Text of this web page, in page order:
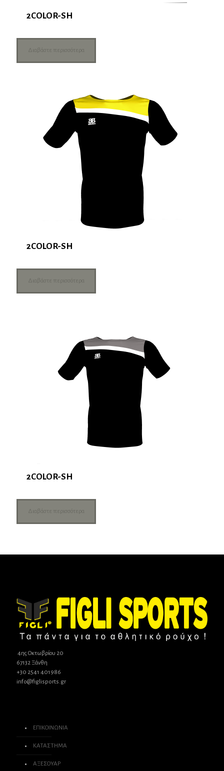
2COLOR-SH
Διαβάστε περισσότερα
2COLOR-SH
Διαβάστε περισσότερα
2COLOR-SH
Διαβάστε περισσότερα
4ης Οκτωβρίου 20
67132 Ξάνθη
+30 2541 401986
info@figlisports.gr
ΕΠΙΚΟΙΝΩΝΙΑ
ΚΑΤΑΣΤΗΜΑ
ΑΞΕΣΟΥΑΡ